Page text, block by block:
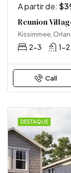
A partir de:
Reunion
Kissimmee,
2-3 1-2
Call
DESTAQUE